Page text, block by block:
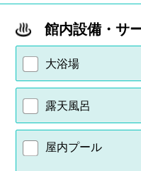
館内設備・サ
大浴場
露天風呂
屋内プール